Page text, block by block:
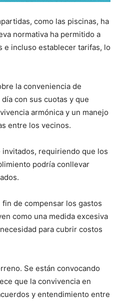
como las piscinas, ha
normativa ha permitido a
e incluso establecer tarifas, lo
la conveniencia de
con sus cuotas y que
armónica y un manejo
entre los vecinos.
requiriendo que los
podría conllevar
de compensar los gastos
como una medida excesiva
para cubrir costos
Se están convocando
que la convivencia en
y entendimiento entre